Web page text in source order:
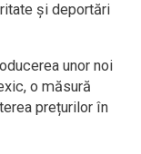
și deportări
unor noi
o măsură
prețurilor în